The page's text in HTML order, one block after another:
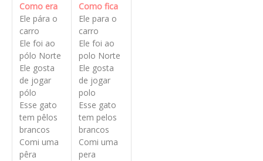
Como era
Ele pára o
carro
Ele foi ao
pólo Norte
Ele gosta
de jogar
pólo
Esse gato
tem pêlos
brancos
Comi uma
pêra
Como fica
Ele para o
carro
Ele foi ao
polo Norte
Ele gosta
de jogar
polo
Esse gato
tem pelos
brancos
Comi uma
pera